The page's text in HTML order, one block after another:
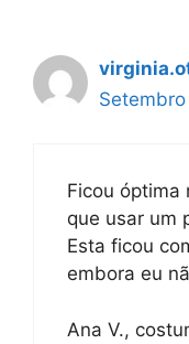
Ficou óptima
que usar um
Esta ficou
embora eu
Ana V.,